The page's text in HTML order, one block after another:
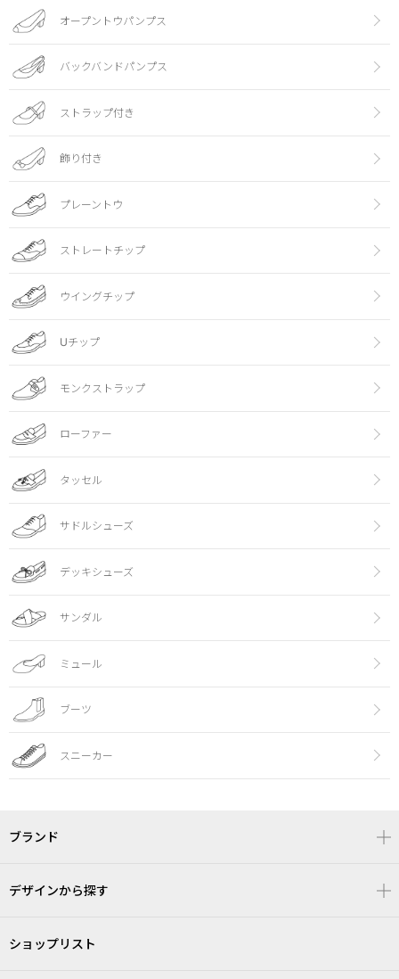
オープントウパンプス
バックバンドパンプス
ストラップ付き
飾り付き
プレーントウ
ストレートチップ
ウイングチップ
Uチップ
モンクストラップ
ローファー
タッセル
サドルシューズ
デッキシューズ
サンダル
ミュール
ブーツ
スニーカー
ブランド
デザインから探す
ショップリスト